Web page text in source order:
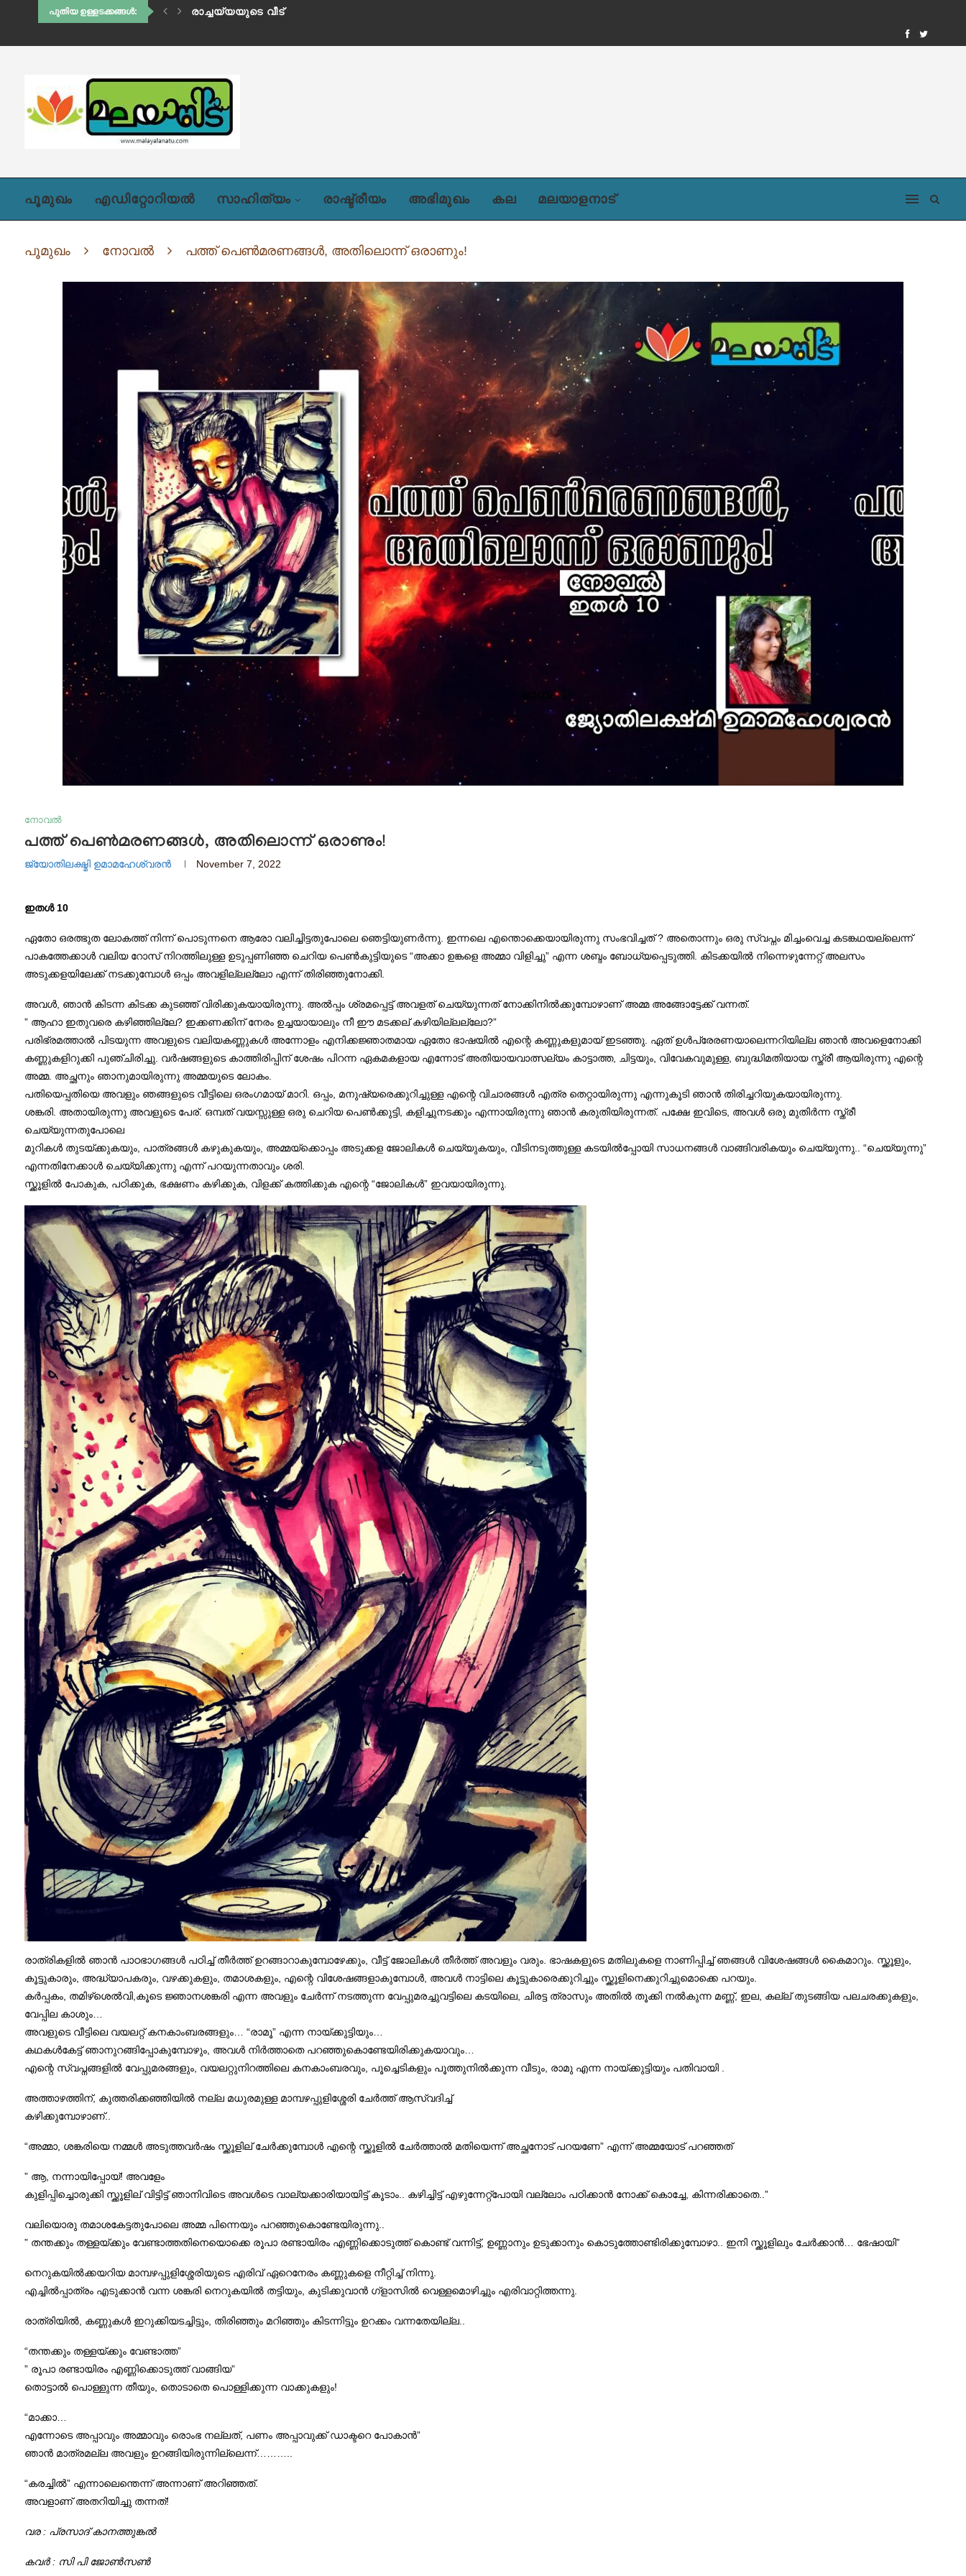
പുതിയ ഉള്ളടക്കങ്ങൾ: ഹിഡിംബി (അദ്ധ്യായം ഒന്ന്)
പൂമുഖം എഡിറ്റോറിയൽ സാഹിത്യം രാഷ്ട്രീയം അഭിമുഖം കല മലയാളനാട്
പൂമുഖം നോവൽ പത്ത് പെൺമരണങ്ങൾ, അതിലൊന്ന് ഒരാണും!
നോവൽ
പത്ത് പെൺമരണങ്ങൾ, അതിലൊന്ന് ഒരാണും!
ജ്യോതിലക്ഷ്മി ഉമാമഹേശ്വരൻ November 7, 2022
ഇതൾ 10
ഏതോ ഒരത്ഭുത ലോകത്ത് നിന്ന് പൊടുന്നനെ ആരോ വലിച്ചിട്ടതുപോലെ ഞെട്ടിയുണർന്നു. ഇന്നലെ എന്തൊക്കെയായിരുന്നു സംഭവിച്ചത് ? അതൊന്നും ഒരു സ്വപ്നം മിച്ചംവെച്ച കടങ്കഥയല്ലെന്ന്
പാകത്തേക്കാൾ വലിയ റോസ് നിറത്തിലുള്ള ഉടുപ്പണിഞ്ഞ ചെറിയ പെൺകുട്ടിയുടെ “അക്കാ ഉങ്കളെ അമ്മാ വിളിച്ചു” എന്ന ശബ്ദം ബോധ്യപ്പെടുത്തി. കിടക്കയിൽ നിന്നെഴുന്നേറ്റ് അലസം
അടുക്കളയിലേക്ക് നടക്കുമ്പോൾ ഒപ്പം അവളില്ലല്ലോ എന്ന് തിരിഞ്ഞുനോക്കി.
അവൾ, ഞാൻ കിടന്ന കിടക്ക കുടഞ്ഞ് വിരിക്കുകയായിരുന്നു. അൽപ്പം ശ്രമപ്പെട്ട് അവളത് ചെയ്യുന്നത് നോക്കിനിൽക്കുമ്പോഴാണ് അമ്മ അങ്ങോട്ടേക്ക് വന്നത്.
” ആഹാ ഇതുവരെ കഴിഞ്ഞില്ലേ? ഇക്കണക്കിന് നേരം ഉച്ചയായാലും നീ ഈ മടക്കല് കഴിയില്ലല്ലോ?”
പരിഭ്രമത്താൽ പിടയുന്ന അവളുടെ വലിയകണ്ണുകൾ അന്നോളം എനിക്കജ്ഞാതമായ ഏതോ ഭാഷയിൽ എന്റെ കണ്ണുകളുമായ് ഇടഞ്ഞു. ഏത് ഉൾപ്രേരണയാലെന്നറിയില്ല ഞാൻ അവളെനോക്കി
കണ്ണുകളിറുക്കി പുഞ്ചിരിച്ചു. വർഷങ്ങളുടെ കാത്തിരിപ്പിന് ശേഷം പിറന്ന ഏകമകളായ എന്നോട് അതിയായവാത്സല്യം കാട്ടാത്ത, ചിട്ടയും, വിവേകവുമുള്ള, ബുദ്ധിമതിയായ സ്ത്രീ ആയിരുന്നു എന്റെ
അമ്മ. അച്ഛനും ഞാനുമായിരുന്നു അമ്മയുടെ ലോകം.
പതിയെപ്പതിയെ അവളും ഞങ്ങളുടെ വീട്ടിലെ ഒരംഗമായ് മാറി. ഒപ്പം, മനുഷ്യരെക്കുറിച്ചുള്ള എന്റെ വിചാരങ്ങൾ എത്ര തെറ്റായിരുന്നു എന്നുകൂടി ഞാൻ തിരിച്ചറിയുകയായിരുന്നു.
ശങ്കരി. അതായിരുന്നു അവളുടെ പേര്. ഒമ്പത് വയസ്സുള്ള ഒരു ചെറിയ പെൺക്കുട്ടി, കളിച്ചുനടക്കും എന്നായിരുന്നു ഞാൻ കരുതിയിരുന്നത്. പക്ഷേ ഇവിടെ, അവൾ ഒരു മുതിർന്ന സ്ത്രീ
ചെയ്യുന്നതുപോലെ
മുറികൾ തുടയ്ക്കുകയും, പാത്രങ്ങൾ കഴുകുകയും, അമ്മയ്ക്കൊപ്പം അടുക്കള ജോലികൾ ചെയ്യുകയും, വീടിനടുത്തുള്ള കടയിൽപ്പോയി സാധനങ്ങൾ വാങ്ങിവരികയും ചെയ്യുന്നു.. “ചെയ്യുന്നു”
എന്നതിനേക്കാൾ ചെയ്യിക്കുന്നു എന്ന് പറയുന്നതാവും ശരി.
സ്ക്കൂളിൽ പോകുക, പഠിക്കുക, ഭക്ഷണം കഴിക്കുക, വിളക്ക് കത്തിക്കുക എന്റെ “ജോലികൾ” ഇവയായിരുന്നു.
രാത്രികളിൽ ഞാൻ പാഠഭാഗങ്ങൾ പഠിച്ച് തീർത്ത് ഉറങ്ങാറാകുമ്പോഴേക്കും, വീട്ട് ജോലികൾ തീർത്ത് അവളും വരും. ഭാഷകളുടെ മതിലുകളെ നാണിപ്പിച്ച് ഞങ്ങൾ വിശേഷങ്ങൾ കൈമാറും. സ്ക്കൂളും,
കൂട്ടുകാരും, അദ്ധ്യാപകരും, വഴക്കുകളും, തമാശകളും, എന്റെ വിശേഷങ്ങളാകുമ്പോൾ, അവൾ നാട്ടിലെ കൂട്ടുകാരെക്കുറിച്ചും സ്ക്കൂളിനെക്കുറിച്ചുമൊക്കെ പറയും.
കർപ്പകം, തമിഴ്ശെൽവി,കൂടെ ജ്ഞാനശങ്കരി എന്ന അവളും ചേർന്ന് നടത്തുന്ന വേപ്പുമരച്ചുവട്ടിലെ കടയിലെ, ചിരട്ട ത്രാസും അതിൽ തൂക്കി നൽകുന്ന മണ്ണ്, ഇല, കല്ല് തുടങ്ങിയ പലചരക്കുകളും,
വേപ്പില കാശും…
അവളുടെ വീട്ടിലെ വയലറ്റ് കനകാംബരങ്ങളും… “രാമൂ” എന്ന നായ്ക്കുട്ടിയും…
കഥകൾകേട്ട് ഞാനുറങ്ങിപ്പോകുമ്പോഴും, അവൾ നിർത്താതെ പറഞ്ഞുകൊണ്ടേയിരിക്കുകയാവും…
എന്റെ സ്വപ്നങ്ങളിൽ വേപ്പുമരങ്ങളും, വയലറ്റുനിറത്തിലെ കനകാംബരവും, പൂച്ചെടികളും പൂത്തുനിൽക്കുന്ന വീടും, രാമു എന്ന നായ്ക്കുട്ടിയും പതിവായി .
അത്താഴത്തിന്, കുത്തരിക്കഞ്ഞിയിൽ നല്ല മധുരമുള്ള മാമ്പഴപ്പുളിശ്ശേരി ചേർത്ത് ആസ്വദിച്ച്
കഴിക്കുമ്പോഴാണ്..
“അമ്മാ, ശങ്കരിയെ നമ്മൾ അടുത്തവർഷം സ്ക്കൂളില് ചേർക്കുമ്പോൾ എന്റെ സ്ക്കൂളിൽ ചേർത്താൽ മതിയെന്ന് അച്ഛനോട് പറയണേ” എന്ന് അമ്മയോട് പറഞ്ഞത്
” ആ, നന്നായിപ്പോയ്! അവളേം
കുളിപ്പിച്ചൊരുക്കി സ്ക്കൂളില് വിട്ടിട്ട് ഞാനിവിടെ അവൾടെ വാല്യക്കാരിയായിട്ട് കൂടാം.. കഴിച്ചിട്ട് എഴുന്നേറ്റ്പോയി വല്ലോം പഠിക്കാൻ നോക്ക് കൊച്ചേ, കിന്നരിക്കാതെ..”
വലിയൊരു തമാശകേട്ടതുപോലെ അമ്മ പിന്നെയും പറഞ്ഞുകൊണ്ടേയിരുന്നു..
” തന്തക്കും തള്ളയ്ക്കും വേണ്ടാത്തതിനെയൊക്കെ രൂപാ രണ്ടായിരം എണ്ണിക്കൊടുത്ത് കൊണ്ട് വന്നിട്ട്, ഉണ്ണാനും ഉടുക്കാനും കൊടുത്തോണ്ടിരിക്കുമ്പോഴാ.. ഇനി സ്ക്കൂളിലും ചേർക്കാൻ… ഭേഷായി”
നെറുകയിൽക്കയറിയ മാമ്പഴപ്പുളിശ്ശേരിയുടെ എരിവ് ഏറെനേരം കണ്ണുകളെ നീറ്റിച്ച് നിന്നു.
എച്ചിൽപ്പാത്രം എടുക്കാൻ വന്ന ശങ്കരി നെറുകയിൽ തട്ടിയും, കുടിക്കുവാൻ ഗ്ളാസിൽ വെള്ളമൊഴിച്ചും എരിവാറ്റിത്തന്നു.
രാത്രിയിൽ, കണ്ണുകൾ ഇറുക്കിയടച്ചിട്ടും, തിരിഞ്ഞും മറിഞ്ഞും കിടന്നിട്ടും ഉറക്കം വന്നതേയില്ല..
“തന്തക്കും തള്ളയ്ക്കും വേണ്ടാത്ത”
” രൂപാ രണ്ടായിരം എണ്ണിക്കൊടുത്ത് വാങ്ങിയ”
തൊട്ടാൽ പൊള്ളുന്ന തീയും, തൊടാതെ പൊള്ളിക്കുന്ന വാക്കുകളും!
“മാക്കാ…
എന്നോടെ അപ്പാവും അമ്മാവും രൊംഭ നല്ലത്, പണം അപ്പാവുക്ക് ഡാക്ടറെ പോകാൻ”
ഞാൻ മാത്രമല്ല അവളും ഉറങ്ങിയിരുന്നില്ലെന്ന്………..
“കരച്ചിൽ” എന്നാലെന്തെന്ന് അന്നാണ് അറിഞ്ഞത്.
അവളാണ് അതറിയിച്ചു തന്നത്!
വര : പ്രസാദ് കാനത്തുങ്കൽ
കവർ : സി പി ജോൺസൺ